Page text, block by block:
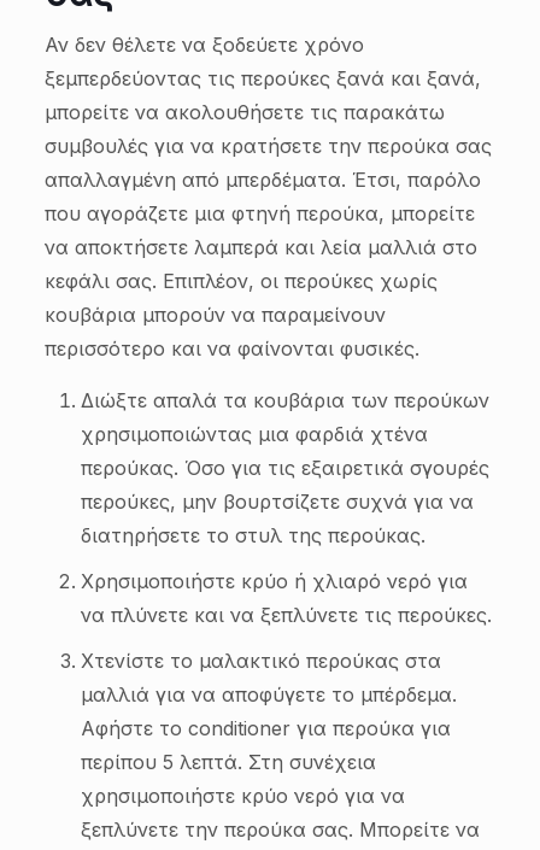
Αν δεν θέλετε να ξοδεύετε χρόνο
ξεμπερδεύοντας τις περούκες ξανά και ξανά,
μπορείτε να ακολουθήσετε τις παρακάτω
συμβουλές για να κρατήσετε την περούκα σας
απαλλαγμένη από μπερδέματα. Έτσι, παρόλο
που αγοράζετε μια φτηνή περούκα, μπορείτε
να αποκτήσετε λαμπερά και λεία μαλλιά στο
κεφάλι σας. Επιπλέον, οι περούκες χωρίς
κουβάρια μπορούν να παραμείνουν
περισσότερο και να φαίνονται φυσικές.
Διώξτε απαλά τα κουβάρια των περούκων
χρησιμοποιώντας μια φαρδιά χτένα
περούκας. Όσο για τις εξαιρετικά σγουρές
περούκες, μην βουρτσίζετε συχνά για να
διατηρήσετε το στυλ της περούκας.
Χρησιμοποιήστε κρύο ή χλιαρό νερό για
να πλύνετε και να ξεπλύνετε τις περούκες.
Χτενίστε το μαλακτικό περούκας στα
μαλλιά για να αποφύγετε το μπέρδεμα.
Αφήστε το conditioner για περούκα για
περίπου 5 λεπτά. Στη συνέχεια
χρησιμοποιήστε κρύο νερό για να
ξεπλύνετε την περούκα σας. Μπορείτε να